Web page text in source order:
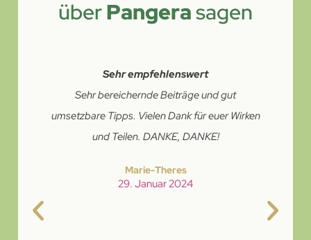
überPangerasagen
Sehr empfehlenswert
Sehr bereichernde Beiträge und gut
umsetzbare Tipps. Vielen Dank für euer Wirken
und Teilen. DANKE, DANKE!
Marie-Theres
29. Januar 2024